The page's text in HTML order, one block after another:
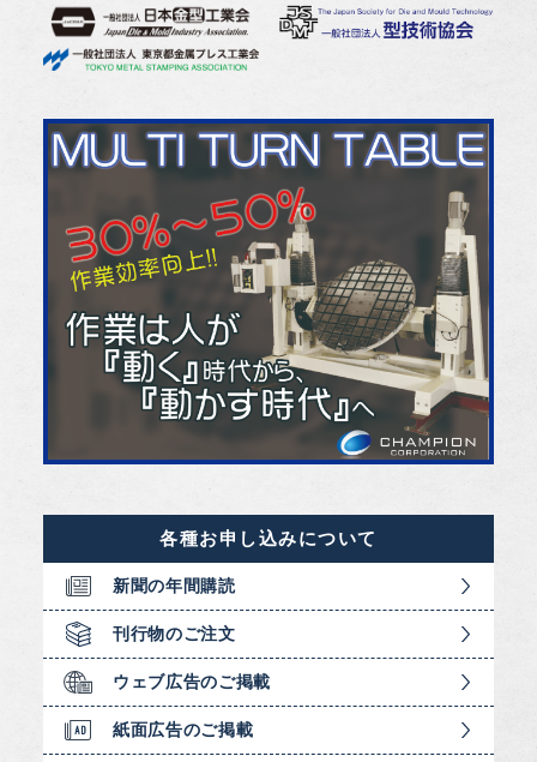
各種お申し込みについて
新聞の年間購読
刊行物のご注文
ウェブ広告のご掲載
紙面広告のご掲載